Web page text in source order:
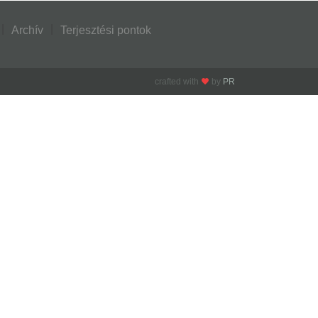
Archív Terjesztési pontok
crafted with by PR